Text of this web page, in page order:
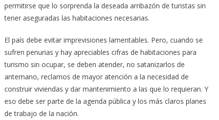
permitirse que lo sorprenda la deseada arribazón de turistas sin
tener aseguradas las habitaciones necesarias.
El país debe evitar imprevisiones lamentables. Pero, cuando se
sufren penurias y hay apreciables cifras de habitaciones para
turismo sin ocupar, se deben atender, no satanizarlos de
antemano, reclamos de mayor atención a la necesidad de
construir viviendas y dar mantenimiento a las que lo requieran. Y
eso debe ser parte de la agenda pública y los más claros planes
de trabajo de la nación.